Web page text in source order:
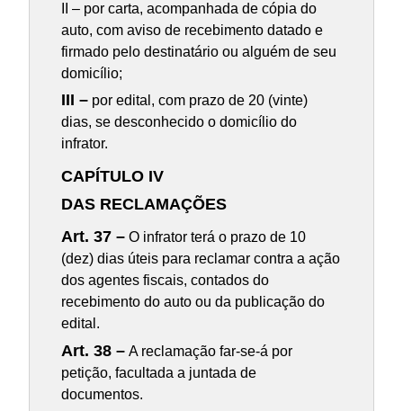
II – por carta, acompanhada de cópia do
auto, com aviso de recebimento datado e
firmado pelo destinatário ou alguém de seu
domicílio;
III – por edital, com prazo de 20 (vinte)
dias, se desconhecido o domicílio do
infrator.
CAPÍTULO IV
DAS RECLAMAÇÕES
Art. 37 – O infrator terá o prazo de 10
(dez) dias úteis para reclamar contra a ação
dos agentes fiscais, contados do
recebimento do auto ou da publicação do
edital.
Art. 38 – A reclamação far-se-á por
petição, facultada a juntada de
documentos.